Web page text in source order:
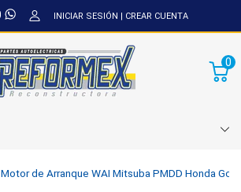
INICIAR SESIÓN | CREAR CUENTA
0
Motor de Arranque WAI Mitsuba PMDD Honda